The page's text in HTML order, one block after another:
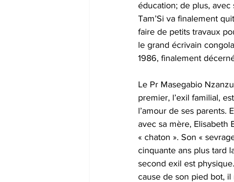
éducation; de plus, avec
Tam’Si va finalement
faire de petits travaux
le grand écrivain
1986, finalement
Le Pr Masegabio
premier, l’exil familial,
l’amour de ses parents.
avec sa mère, Elisabeth
« chaton ». Son «
cinquante ans plus tard
second exil est
cause de son pied bot,